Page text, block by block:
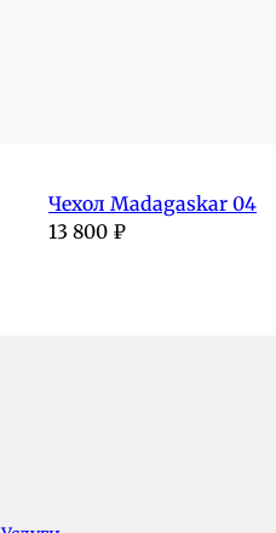
Чехол Madagaskar 04
13 800 ₽